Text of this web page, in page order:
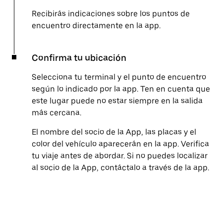
Recibirás indicaciones sobre los puntos de
encuentro directamente en la app.
Confirma tu ubicación
Selecciona tu terminal y el punto de encuentro
según lo indicado por la app. Ten en cuenta que
este lugar puede no estar siempre en la salida
más cercana.
El nombre del socio de la App, las placas y el
color del vehículo aparecerán en la app. Verifica
tu viaje antes de abordar. Si no puedes localizar
al socio de la App, contáctalo a través de la app.